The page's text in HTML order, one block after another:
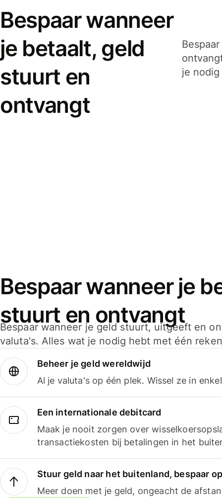
Bespaar wanneer
je betaalt, geld
stuurt en
ontvangt
je
Bespaar wanneer je
stuurt en ontvangt
Bespaar wanneer je geld stuurt, uitgeeft en
valuta's. Alles wat je nodig hebt met één
Beheer je geld wereldwijd
Al je valuta's op één plek. Wissel ze in
Een internationale debitcard
Maak je nooit zorgen over
transactiekosten bij betalingen in het
Stuur geld naar het buitenland, bespaar
Meer doen met je geld, ongeacht de